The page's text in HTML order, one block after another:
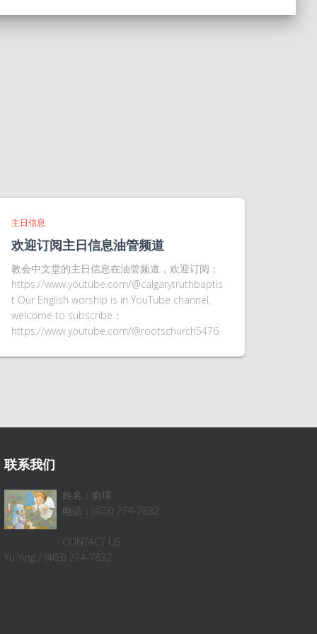
主日信息
欢迎订阅主日信息油管频道
教会中文堂的主日信息在油管频道，欢迎订阅：
https://www.youtube.com/@calgarytruthbaptis
t Our English worship is in YouTube channel,
welcome to subscribe：
https://www.youtube.com/@rootschurch5476
联系我们
姓名：俞瑛
电话：(403) 274-7832
CONTACT US
Yu Ying / (403) 274-7832